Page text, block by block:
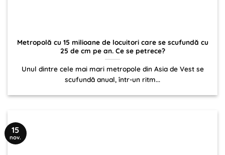
Metropolă cu 15 milioane de locuitori care se scufundă cu
25 de cm pe an. Ce se petrece?
Unul dintre cele mai mari metropole din Asia de Vest se
scufundă anual, într-un ritm...
15
nov.